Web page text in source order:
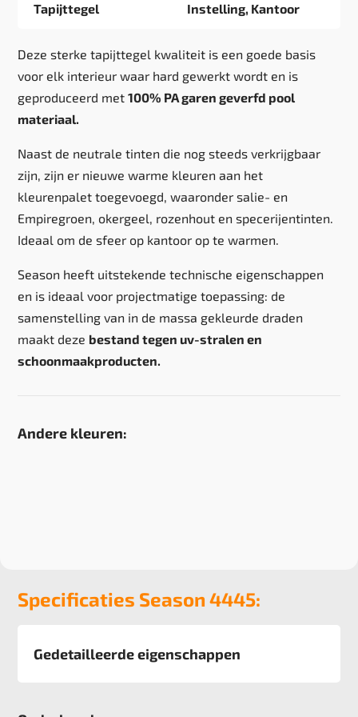
Tapijttegel
Instelling, Kantoor
Deze sterke tapijttegel kwaliteit is een goede basis
voor elk interieur waar hard gewerkt wordt en is
geproduceerd met100% PA garen geverfd pool
materiaal.
Naast de neutrale tinten die nog steeds verkrijgbaar
zijn, zijn er nieuwe warme kleuren aan het
kleurenpalet toegevoegd, waaronder salie- en
Empiregroen, okergeel, rozenhout en specerijentinten.
Ideaal om de sfeer op kantoor op te warmen.
Season heeft uitstekende technische eigenschappen
en is ideaal voor projectmatige toepassing: de
samenstelling van in de massa gekleurde draden
maakt deze bestand tegen uv-stralen en
schoonmaakproducten.
Andere kleuren:
Specificaties Season 4445:
Gedetailleerde eigenschappen